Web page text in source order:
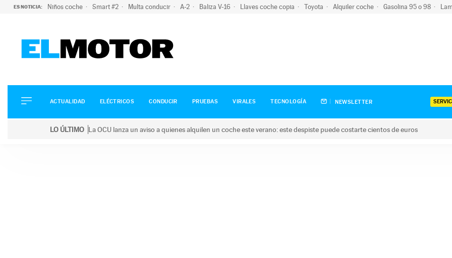
ES NOTICIA: Niños coche Smart #2 Multa conducir A-2 Baliza V-16 Llaves coche copia Toyota Alquiler coche Gasolina 95 o 98
ELÉCTRICOS
CONDUCIR
ACTUALIDAD ELÉCTRICOS CONDUCIR PRUEBAS VIRALES TECNOLOGÍA NEWSLETTER
LO ÚLTIMO La OCU lanza un aviso a quienes alquilen un coche este verano: este despiste puede costarte cientos de euros